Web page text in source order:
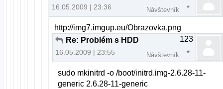
16.05.2009 | 23:36 Návštevník
http://img7.imgup.eu/Obrazovka.png
Re: Problém s HDD
16.05.2009 | 23:55
123
Návštevník
sudo mkinitrd -o /boot/initrd.img-2.6.28-11-
generic 2.6.28-11-generic